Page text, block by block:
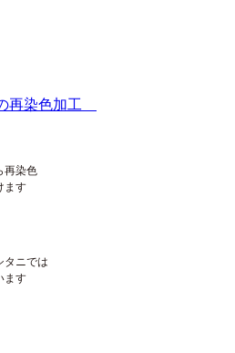
再染色加工
再染色
ます
タニでは
ます